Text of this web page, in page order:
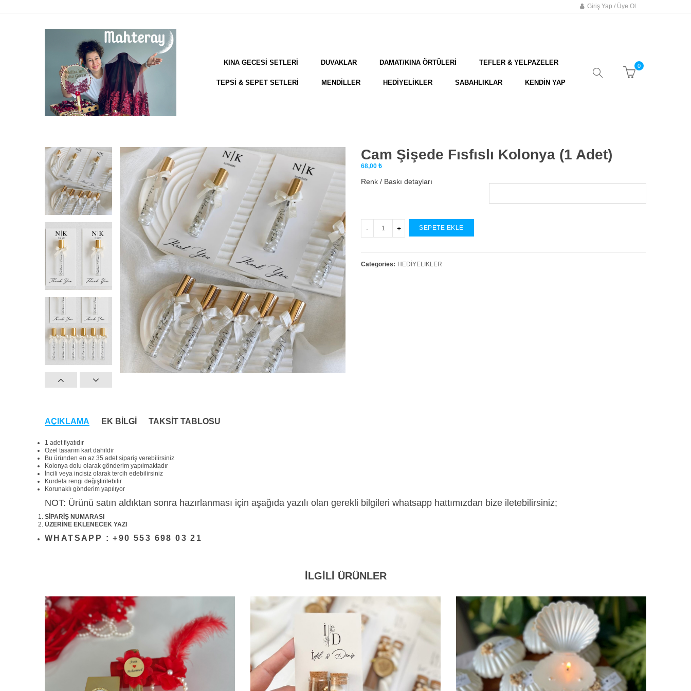
Giriş Yap / Üye Ol
KINA GECESİ SETLERİ DUVAKLAR DAMAT/KINA ÖRTÜLERİ TEFLER & YELPAZELER
TEPSİ & SEPET SETLERİ MENDİLLER HEDİYELİKLER SABAHLIKLAR KENDİN YAP
0
Cam Şişede Fısfıslı Kolonya (1 Adet)
68,00 ₺
Renk / Baskı detayları
SEPETE EKLE
Categories: HEDİYELİKLER
AÇIKLAMA EK BILGI TAKSIT TABLOSU
1 adet fiyatıdır
Özel tasarım kart dahildir
Bu üründen en az 35 adet sipariş verebilirsiniz
Kolonya dolu olarak gönderim yapılmaktadır
İncili veya incisiz olarak tercih edebilirsiniz
Kurdela rengi değiştirilebilir
Korunaklı gönderim yapılıyor
NOT: Ürünü satın aldıktan sonra hazırlanması için aşağıda yazılı olan gerekli bilgileri whatsapp hattımızdan bize iletebilirsiniz;
SİPARİŞ NUMARASI
ÜZERİNE EKLENECEK YAZI
WHATSAPP : +90 553 698 03 21
İLGİLİ ÜRÜNLER